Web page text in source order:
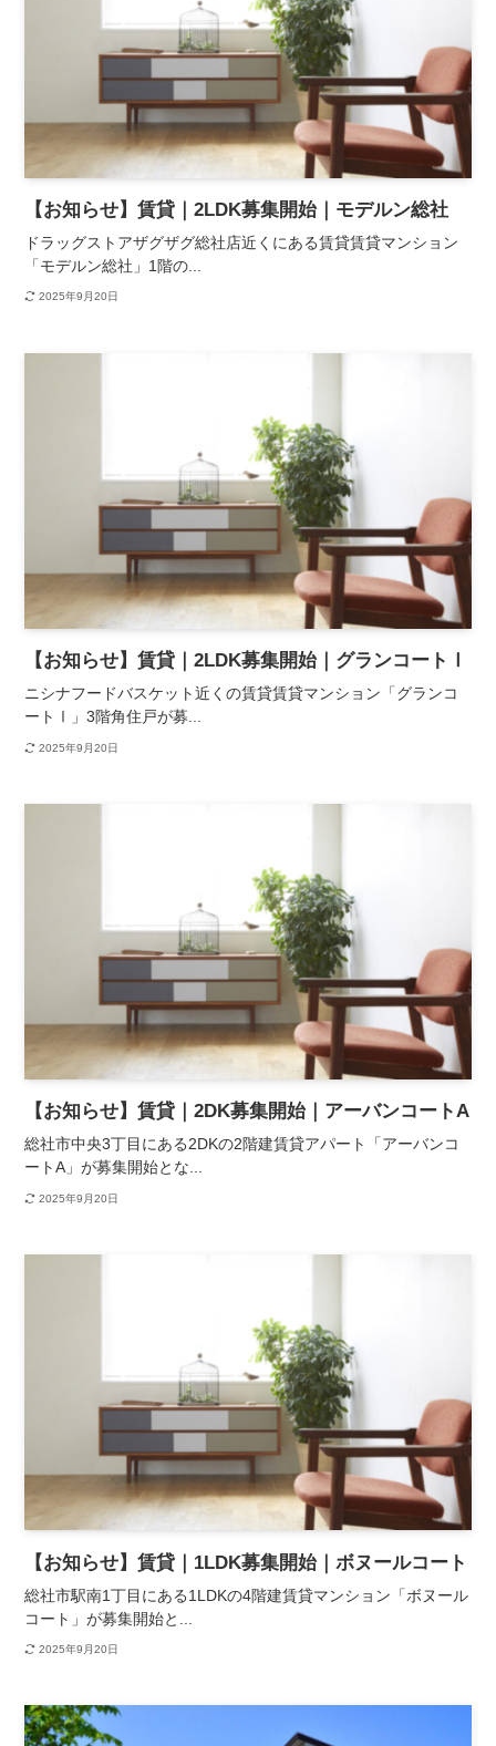
【お知らせ】賃貸｜2LDK募集開始｜モデルン総社
ドラッグストアザグザグ総社店近くにある賃貸賃貸マンション
「モデルン総社」1階の...
2025年9月20日
【お知らせ】賃貸｜2LDK募集開始｜グランコートⅠ
ニシナフードバスケット近くの賃貸賃貸マンション「グランコ
ートⅠ」3階角住戸が募...
2025年9月20日
【お知らせ】賃貸｜2DK募集開始｜アーバンコートA
総社市中央3丁目にある2DKの2階建賃貸アパート「アーバンコ
ートA」が募集開始とな...
2025年9月20日
【お知らせ】賃貸｜1LDK募集開始｜ボヌールコート
総社市駅南1丁目にある1LDKの4階建賃貸マンション「ボヌール
コート」が募集開始と...
2025年9月20日